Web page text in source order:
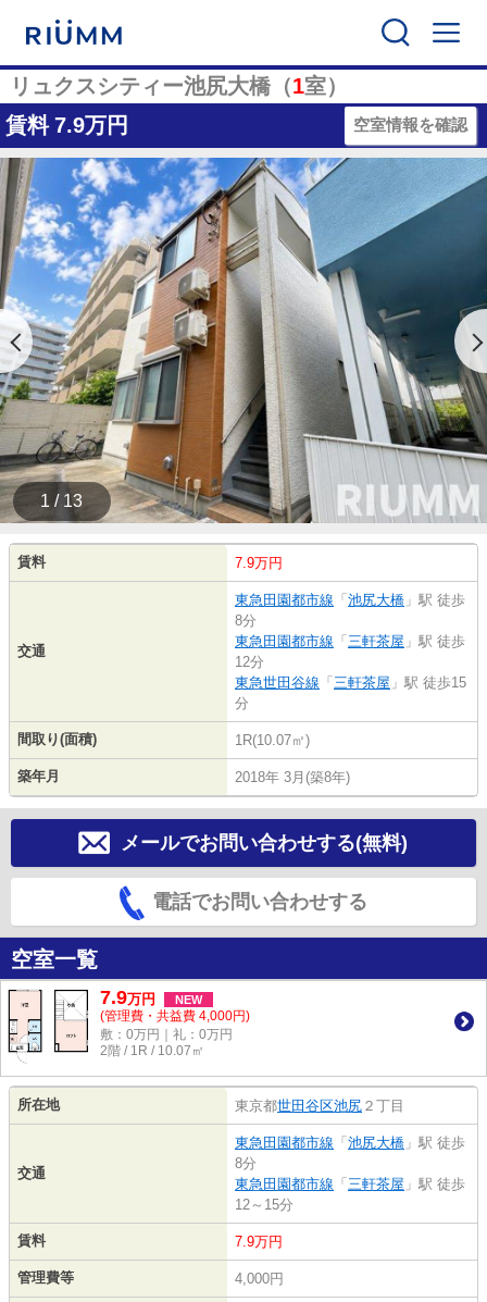
リュクスシティー池尻大橋（1室）
賃料 7.9万円 空室情報を確認
1 / 13
賃料 7.9万円
交通
東急田園都市線 「 池尻大橋 」駅 徒歩
8分
東急田園都市線 「 三軒茶屋 」駅 徒歩
12分
東急世田谷線 「 三軒茶屋 」駅 徒歩15
分
間取り(面積) 1R(10.07㎡)
築年月 2018年 3月(築8年)
メールでお問い合わせする(無料)
電話でお問い合わせする
空室一覧
7.9万円 NEW
(管理費・共益費 4,000円)
敷：0万円｜礼：0万円
2階 / 1R / 10.07㎡
所在地 東京都世田谷区池尻 ２丁目
交通
東急田園都市線 「 池尻大橋 」駅 徒歩
8分
東急田園都市線 「 三軒茶屋 」駅 徒歩
12～15分
賃料 7.9万円
管理費等 4,000円